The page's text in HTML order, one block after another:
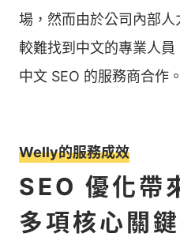
場，然而由於公司內部
較難找到中文的專業人
中文 SEO 的服務商合作。
Welly的服務成效
SEO 優化帶
多項核心關